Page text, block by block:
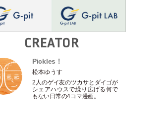
CREATOR
Pickles！
松本ゆうす
2人のゲイ友のツカサとダイゴが
シェアハウスで繰り広げる何で
もない日常の4コマ漫画。